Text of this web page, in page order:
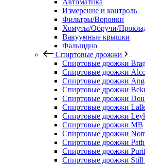
Автоматика
Измерение и контроль
Фильтры/Воронки
Хомуты/Обручи/
Вакуумные крышки
Фальшдно
Спиртовые дрожжи
Спиртовые дрожжи
Спиртовые дрожжи
Спиртовые дрожжи
Спиртовые дрожжи
Спиртовые дрожжи
Спиртовые дрожжи
Спиртовые дрожжи
Спиртовые дрожжи MB
Спиртовые дрожжи
Спиртовые дрожжи
Спиртовые дрожжи
Спиртовые дрожжи Still